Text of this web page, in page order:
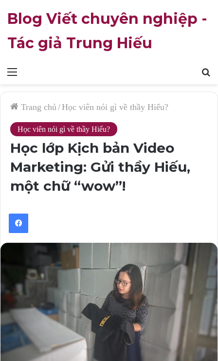
Mục
Blog Viết chuyên nghiệp -
Tác giả Trung Hiếu
Trang chủ/Học viên nói gì về thầy Hiếu?
Học viên nói gì về thầy Hiếu?
Học lớp Kịch bản Video
Marketing: Gửi thầy Hiếu,
một chữ “wow”!